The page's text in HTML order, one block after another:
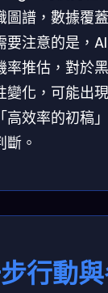
圖譜，數據覆
要注意的是，
率推估，對於
變化，可能出
高效率的初稿
斷。
行動